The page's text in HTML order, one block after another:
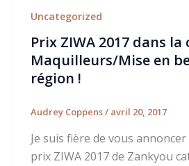
Uncategorized
Prix ZIWA 2017 dans
Maquilleurs/Mise en
région !
Audrey Coppens/ avril 20, 2017
Je suis fière de vous annoncer
prix ZIWA 2017 de Zankyou